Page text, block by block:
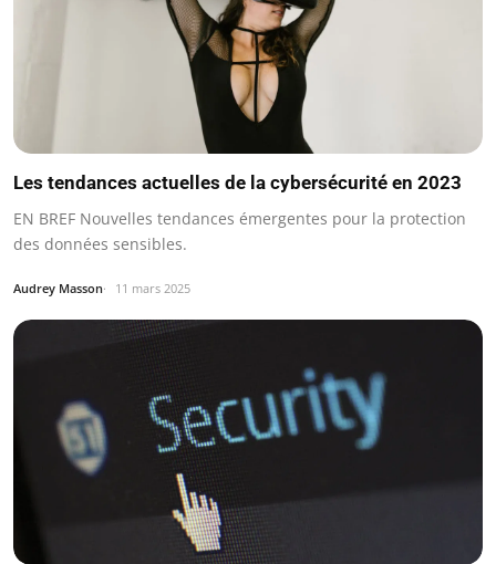
Les tendances actuelles de la cybersécurité en 2023
EN BREF Nouvelles tendances émergentes pour la protection
des données sensibles.
Audrey Masson 11 mars 2025